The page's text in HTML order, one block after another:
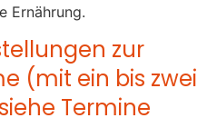
Ernährung.
zur
(mit ein bis zwei
Termine